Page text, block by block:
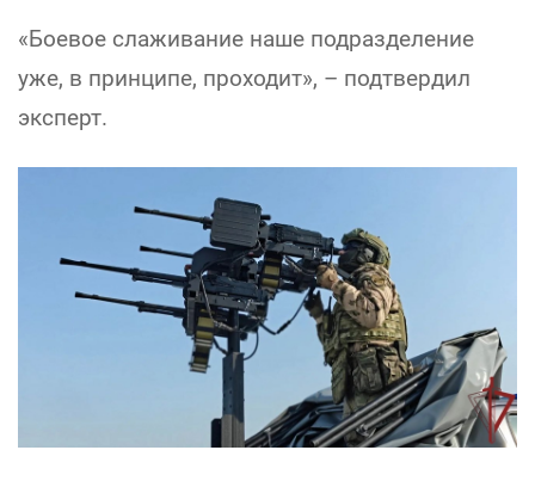
«Боевое слаживание наше подразделение
уже, в принципе, проходит», – подтвердил
эксперт.